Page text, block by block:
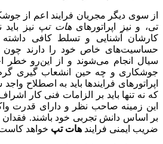
از سوی دیگر مجریان فرایند اعم از
تی، و نیز اپراتورهایهات تپ نیز
کارشان آشنایی و تسلط کافی داشته
حساسیت‌های خاص خود را دارند
سیال انجام می‌شوند و از این‌رو خطر
جوشکاری و چه حین انشعاب گیری گرم
اپراتورهای فرایندها باید به اصطلاح
که نه تنها باید بر الزامات فنی کار
این زمینه صاحب نظر و دارای قدرت
بر اساس دانش تجربی خود باشند. فقدان
ضریب ایمنی فرایند هات تپ خواهد